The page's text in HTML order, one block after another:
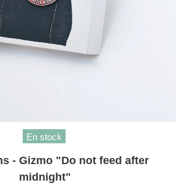
En stock
- Gizmo "Do not feed after
midnight"